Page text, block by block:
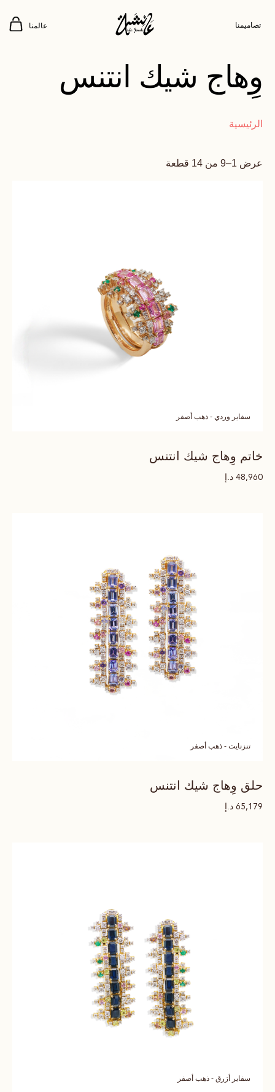
تصاميمنا عالمنا
وِهاج شيك انتنس
الرئيسية
عرض 1–9 من 14 قطعة
سفاير وردي - ذهب أصفر
خاتم وِهاج شيك انتنس
48,960 د.إ
تنزنايت - ذهب أصفر
حلق وِهاج شيك انتنس
65,179 د.إ
سفاير أزرق - ذهب أصفر